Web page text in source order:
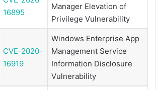
16895
Manager Elevation of
Privilege Vulnerability
CVE-2020-
16919
Windows Enterprise App
Management Service
Information Disclosure
Vulnerability